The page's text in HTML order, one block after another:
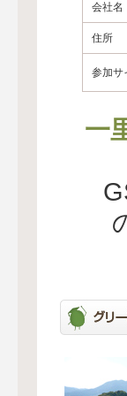
会社名
住所
参加サ
一